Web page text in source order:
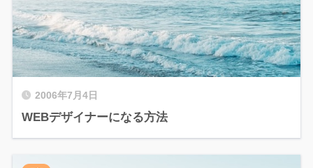
2006年7月4日
WEBデザイナーになる方法